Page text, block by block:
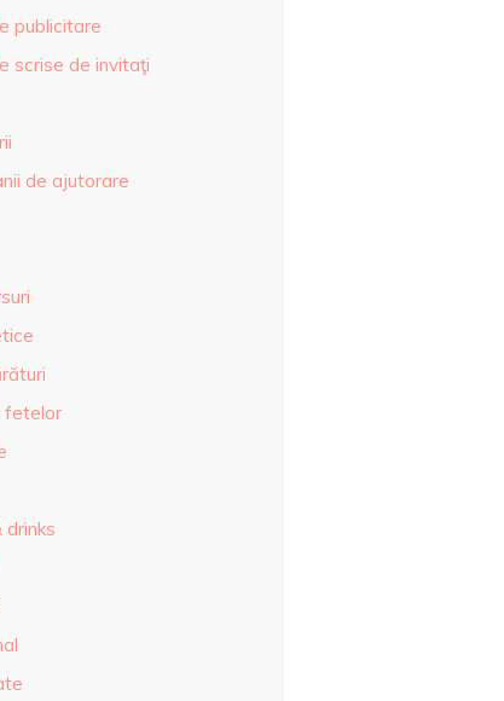
publicitare
scrise de invitaţi
de ajutorare
fetelor
drinks